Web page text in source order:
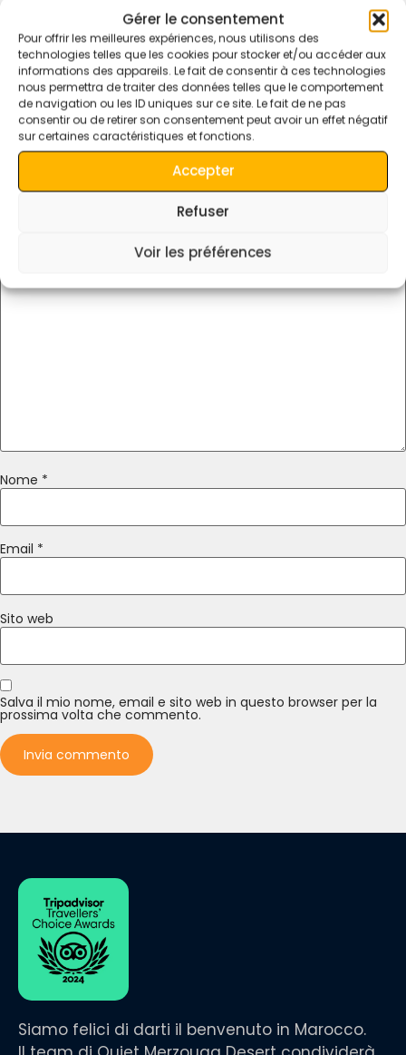
Gérer le consentement
Pour offrir les meilleures expériences, nous utilisons des
technologies telles que les cookies pour stocker et/ou accéder aux
informations des appareils. Le fait de consentir à ces technologies
nous permettra de traiter des données telles que le comportement
de navigation ou les ID uniques sur ce site. Le fait de ne pas
consentir ou de retirer son consentement peut avoir un effet négatif
sur certaines caractéristiques et fonctions.
Accepter
Refuser
Voir les préférences
Vivi il Marocco come mai prima d'ora con i nostri
tour nel deserto 4x4. Che si tratti di una breve
escursione o di un'avventura di più giorni, faremo
in modo che ogni momento sia ricco di emozioni e
scoperte.
Lascia Un Commento
Il tuo indirizzo email non sarà pubblicato.
Nome *
Email *
Sito web
Salva il mio nome, email e sito web in questo browser per la
prossima volta che commento.
Siamo felici di darti il benvenuto in Marocco.